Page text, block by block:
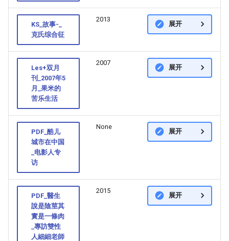
KS_故事-_
克氏综合征
2013
展开
Les+双月
刊_2007年5
月_果米的
苦乐生活
2007
展开
PDF_酷儿
城市在中国
_电影人专
访
None
展开
PDF_醫生
說是陰莖其
實是一條肉
_專訪雙性
人細細老師
2015
展开